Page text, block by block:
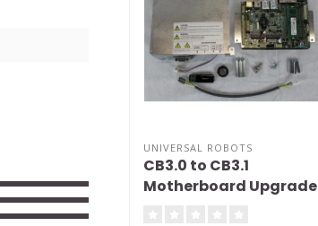
UNIVERSAL ROBOTS
CB3.0 to CB3.1
Motherboard Upgrade